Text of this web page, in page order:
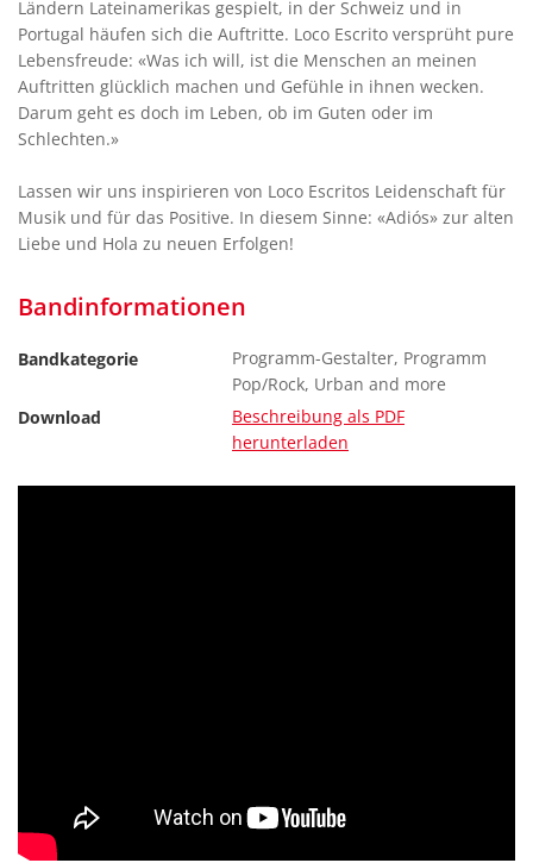
Ländern Lateinamerikas gespielt, in der Schweiz und in
Portugal häufen sich die Auftritte. Loco Escrito versprüht pure
Lebensfreude: «Was ich will, ist die Menschen an meinen
Auftritten glücklich machen und Gefühle in ihnen wecken.
Darum geht es doch im Leben, ob im Guten oder im
Schlechten.»
Lassen wir uns inspirieren von Loco Escritos Leidenschaft für
Musik und für das Positive. In diesem Sinne: «Adiós» zur alten
Liebe und Hola zu neuen Erfolgen!
Bandinformationen
Bandkategorie
Programm-Gestalter, Programm
Pop/Rock, Urban and more
Download
Beschreibung als PDF
herunterladen